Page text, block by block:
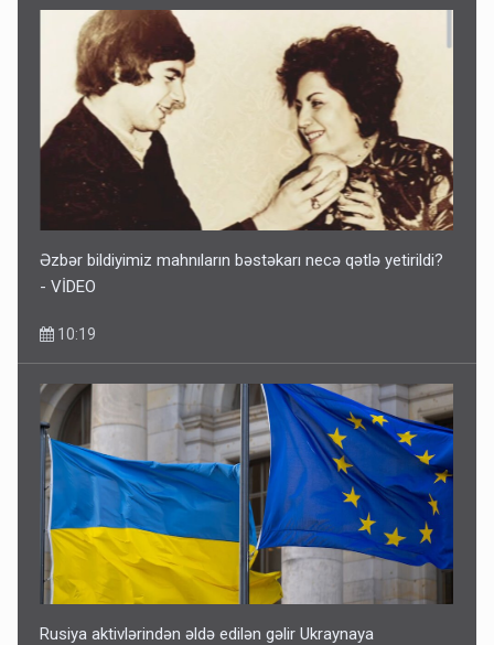
Əzbər bildiyimiz mahnıların bəstəkarı necə qətlə yetirildi?
- VİDEO
10:19
Rusiya aktivlərindən əldə edilən gəlir Ukraynaya